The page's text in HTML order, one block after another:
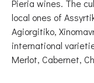
Pieria wines. The
local ones of
Agiorgitiko,
international
Merlot, Cabernet,